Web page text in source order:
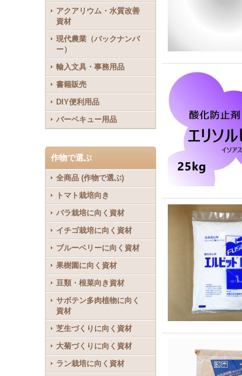
アクアリウム・水質改善
資材
現代農業（バックナンバ
ー）
輸入文具・事務用品
書籍販売
DIY便利用品
バーベキュー用品
作物で選ぶ
全商品 (作物で選ぶ)
トマト栽培向き
バラ栽培に向く資材
イチゴ栽培に向く資材
ブルーベリーに向く資材
果樹園に向く資材
豆類・根菜向き資材
サボテン多肉植物に向く
資材
芝生づくりに向く資材
大菊づくりに向く資材
ラン栽培に向く資材